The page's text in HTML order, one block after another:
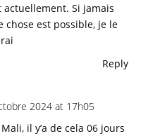
actuellement. Si jamais
chose est possible, je le
Reply
2024 at 17h05
il y’a de cela 06 jours